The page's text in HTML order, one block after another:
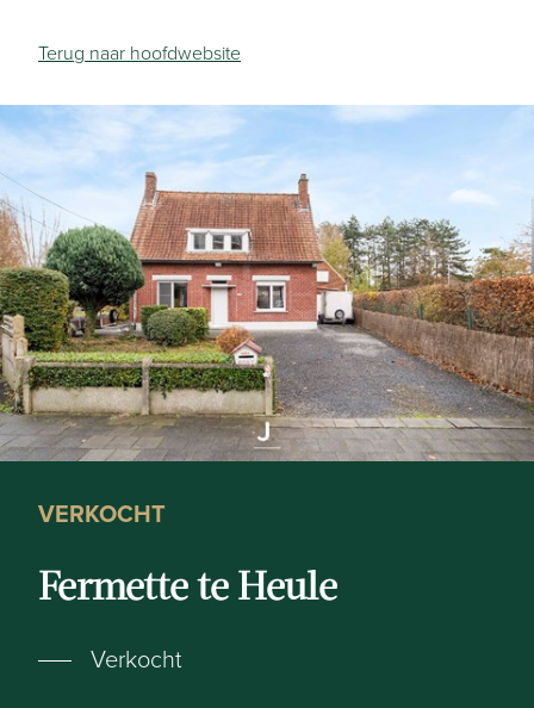
Terug naar hoofdwebsite
VERKOCHT
Fermette te Heule
Verkocht